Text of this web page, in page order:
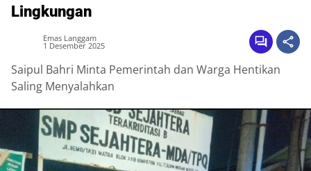
Lingkungan
Emas Langgam
1 Desember 2025
Saipul Bahri Minta Pemerintah dan Warga Hentikan
Saling Menyalahkan